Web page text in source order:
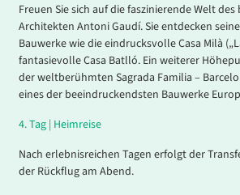
Freuen Sie sich auf die faszinierende Welt
Architekten Antoni Gaudí. Sie entdecken
Bauwerke wie die eindrucksvolle Casa Milà
fantasievolle Casa Batlló. Ein weiterer
der weltberühmten Sagrada Familia –
eines der beeindruckendsten Bauwerke
4.Tag | Heimreise
Nach erlebnisreichen Tagen erfolgt der
der Rückflug am Abend.